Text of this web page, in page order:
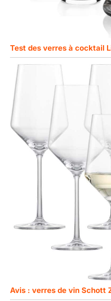
Test des verres à cocktail
Avis : verres de vin Schott